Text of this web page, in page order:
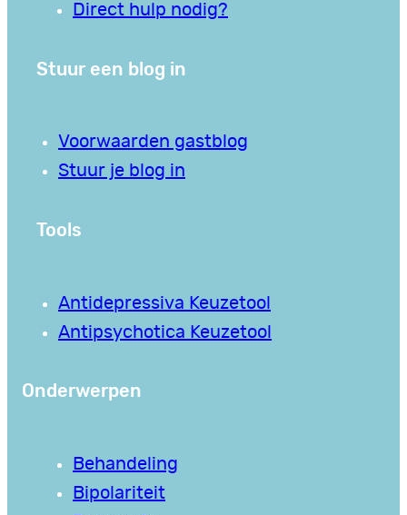
Direct hulp nodig?
Stuur een blog in
Voorwaarden gastblog
Stuur je blog in
Tools
Antidepressiva Keuzetool
Antipsychotica Keuzetool
Onderwerpen
Behandeling
Bipolariteit